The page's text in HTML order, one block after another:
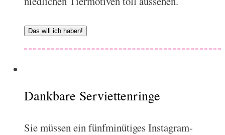
Das will ich haben!
Dankbare Serviettenringe
Sie müssen ein fünfminütiges Instagram-